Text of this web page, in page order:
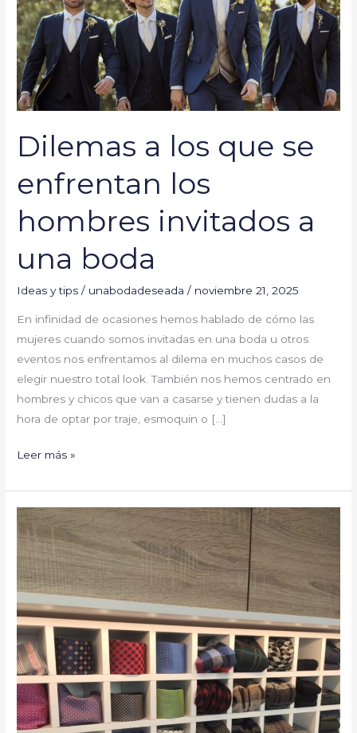
Dilemas a los que se
enfrentan los
hombres invitados a
una boda
Ideas y tips / unabodadeseada/ noviembre 21, 2025
En infinidad de ocasiones hemos hablado de cómo las
mujeres cuando somos invitadas en una boda u otros
eventos nos enfrentamos al dilema en muchos casos de
elegir nuestro total look. También nos hemos centrado en
hombres y chicos que van a casarse y tienen dudas a la
hora de optar por traje, esmoquin o […]
enfrentan
los
hombres
invitados
a
una
Leer más »
¡Hoy
toma
la
palabra:
la
sastrería